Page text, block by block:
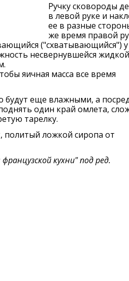
Ручку сковороды
в левой руке и
ее в разные
же время правой
("схватывающийся")
несвернувшейся жидкой
яичная масса все время
будут еще влажными, а
один край омлета,
тарелку.
политый ложкой сиропа от
кухни" под ред.